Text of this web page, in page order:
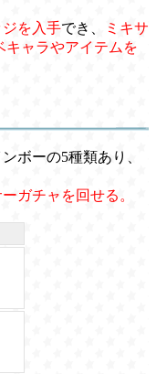
を入手でき、
ミキサ
キャラやアイテムを
ボーの5種類あり、
ガチャを回せる。